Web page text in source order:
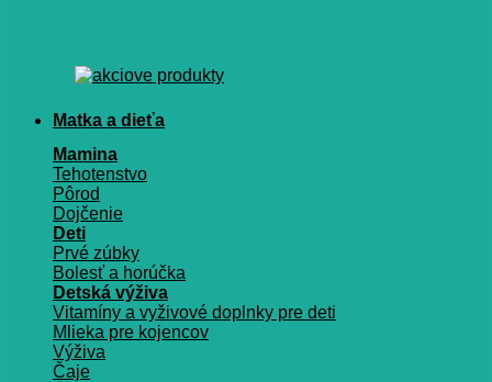
Matka a dieťa
Mamina
Tehotenstvo
Pôrod
Dojčenie
Deti
Prvé zúbky
Bolesť a horúčka
Detská výživa
Vitamíny a vyživové doplnky pre deti
Mlieka pre kojencov
Výživa
Čaje